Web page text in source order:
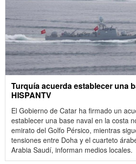
Turquía acuerda establecer una
HISPANTV
El Gobierno de Catar ha firmado un
establecer una base naval en la costa
emirato del Golfo Pérsico, mientras
tensiones entre Doha y el cuarteto
Arabia Saudí, informan medios locales.